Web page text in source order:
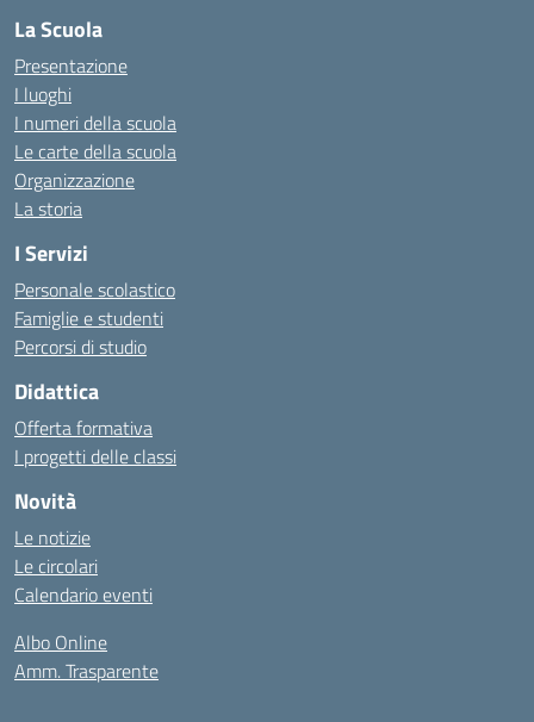
La Scuola
Presentazione
I luoghi
I numeri della scuola
Le carte della scuola
Organizzazione
La storia
I Servizi
Personale scolastico
Famiglie e studenti
Percorsi di studio
Didattica
Offerta formativa
I progetti delle classi
Novità
Le notizie
Le circolari
Calendario eventi
Albo Online
Amm. Trasparente